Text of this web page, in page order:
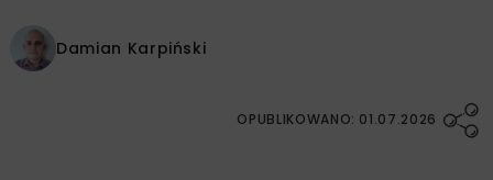
Damian Karpiński
OPUBLIKOWANO: 01.07.2026